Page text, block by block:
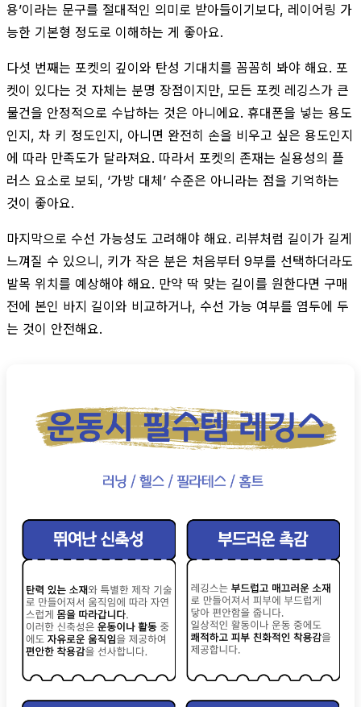
용’이라는 문구를 절대적인 의미로 받아들이기보다, 레이어링 가
능한 기본형 정도로 이해하는 게 좋아요.
다섯 번째는 포켓의 깊이와 탄성 기대치를 꼼꼼히 봐야 해요. 포
켓이 있다는 것 자체는 분명 장점이지만, 모든 포켓 레깅스가 큰
물건을 안정적으로 수납하는 것은 아니에요. 휴대폰을 넣는 용도
인지, 차 키 정도인지, 아니면 완전히 손을 비우고 싶은 용도인지
에 따라 만족도가 달라져요. 따라서 포켓의 존재는 실용성의 플
러스 요소로 보되, ‘가방 대체’ 수준은 아니라는 점을 기억하는
것이 좋아요.
마지막으로 수선 가능성도 고려해야 해요. 리뷰처럼 길이가 길게
느껴질 수 있으니, 키가 작은 분은 처음부터 9부를 선택하더라도
발목 위치를 예상해야 해요. 만약 딱 맞는 길이를 원한다면 구매
전에 본인 바지 길이와 비교하거나, 수선 가능 여부를 염두에 두
는 것이 안전해요.